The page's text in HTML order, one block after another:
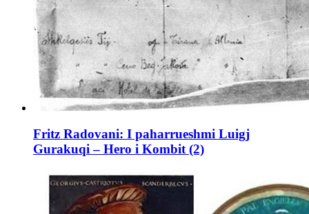
Fritz Radovani: I paharrueshmi Luigj
Gurakuqi – Hero i Kombit (2)